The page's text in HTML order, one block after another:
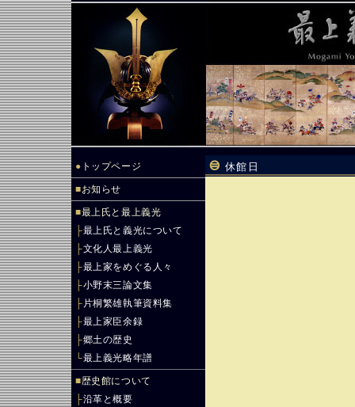
● トップページ
■お知らせ
■最上氏と最上義光
├最上氏と義光について
├文化人最上義光
├最上家をめぐる人々
├小野末三論文集
├ 片桐繁雄執筆資料集
├最上家臣余録
├郷土の歴史
└最上義光略年譜
■歴史館について
├沿革と概要
休館日